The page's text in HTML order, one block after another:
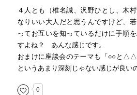
４人とも（椎名誠、沢野ひとし、木
なりいい大人だと思うんですけど、
ってお互いを知っているだけに手順
すよね？ あんな感じです。
おまけに座談会のテーマも「○○と△△
というあまり深刻じゃない感じが良い
0